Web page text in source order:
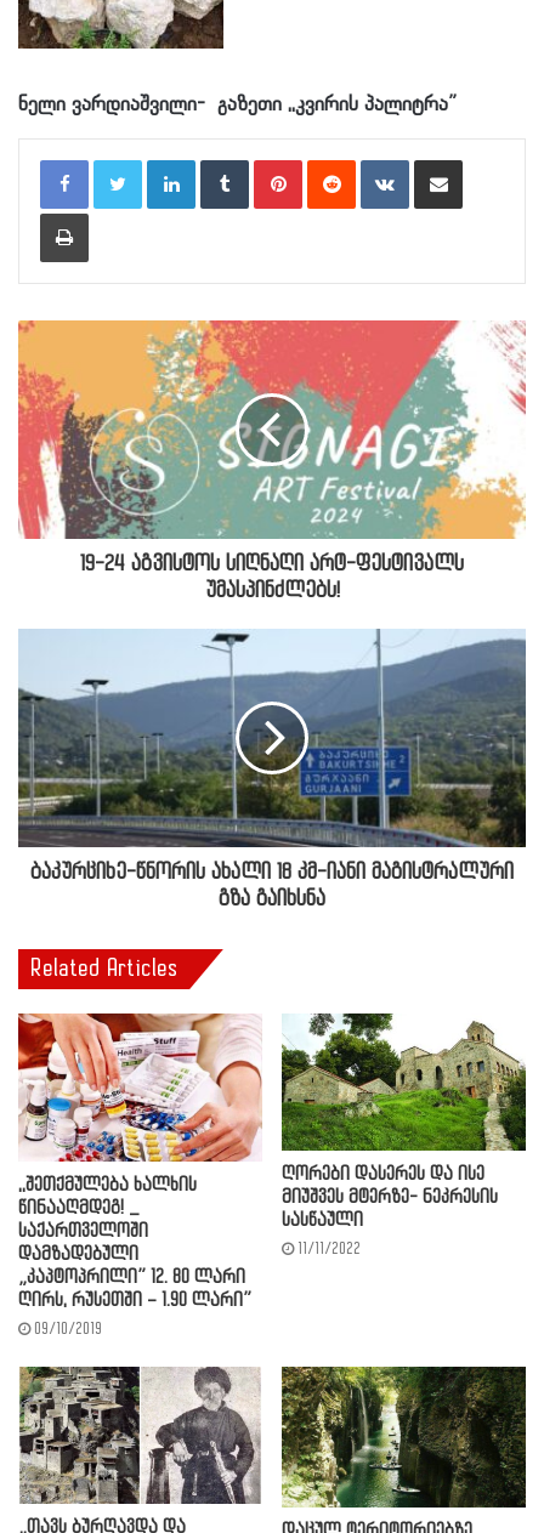
ნელი ვარდიაშვილი- გაზეთი ,,კვირის პალიტრა”
LinkedInTumblr PinterestReddit VKontakteShare via Email
Print
19-24 აგვისტოს სიღნაღი არტ-ფესტივალს
უმასპინძლებს!
ბაკურციხე-წნორის ახალი 18 კმ-იანი მაგისტრალური
გზა გაიხსნა
Related Articles
,,შეთქმულება ხალხის
წინააღმდეგ! _
საქართველოში
დამზადებული
„კაპტოპრილი” 12. 80 ლარი
ღირს, რუსეთში – 1.90 ლარი”
09/10/2019
ღორები დასერეს და ისე
მიუშვეს მტერზე- ნეკრესის
სასწაული
11/11/2022
„თავს ბურღავდა და